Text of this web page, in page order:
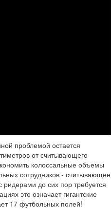
проблемой остается
от считывающего
колоссальные объемы
сотрудников - считывающее
ридерами до сих пор требуется
это означает гигантские
17 футбольных полей!